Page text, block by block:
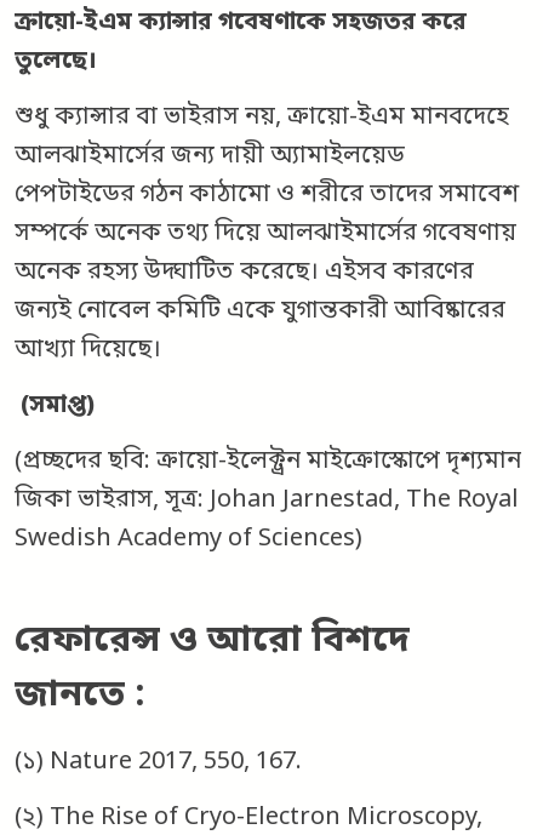
ক্রায়ো-ইএম ক্যান্সার গবেষণাকে সহজতর করে
তুলেছে।
শুধু ক্যান্সার বা ভাইরাস নয়, ক্রায়ো-ইএম মানবদেহে
আলঝাইমার্সের জন্য দায়ী অ্যামাইলয়েড
পেপটাইডের গঠন কাঠামো ও শরীরে তাদের সমাবেশ
সম্পর্কে অনেক তথ্য দিয়ে আলঝাইমার্সের গবেষণায়
অনেক রহস্য উদ্ঘাটিত করেছে। এইসব কারণের
জন্যই নোবেল কমিটি একে যুগান্তকারী আবিষ্কারের
আখ্যা দিয়েছে।
(সমাপ্ত)
(প্রচ্ছদের ছবি: ক্রায়ো-ইলেক্ট্রন মাইক্রোস্কোপে দৃশ্যমান
জিকা ভাইরাস, সূত্র: Johan Jarnestad, The Royal
Swedish Academy of Sciences)
রেফারেন্স ও আরো বিশদে
জানতে :
(১) Nature 2017, 550, 167.
(২) The Rise of Cryo-Electron Microscopy,